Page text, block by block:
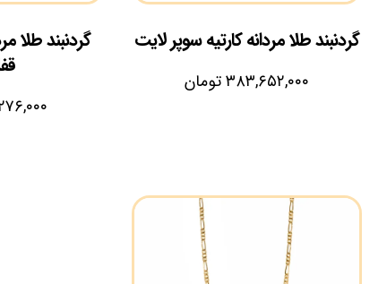
گردنبند طلا مردانه کارتیه سوپر لایت
۳۸۳,۶۵۲,۰۰۰تومان
گردنبند طلا